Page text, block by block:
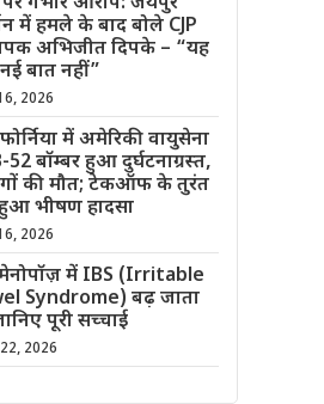
में हमले के बाद बोले CJP
अभिजीत दिपके – “यह
बात नहीं”
2026
में अमेरिकी वायुसेना
52 बॉम्बर हुआ दुर्घटनाग्रस्त,
की मौत; टेकऑफ के तुरंत
भीषण हादसा
2026
में IBS (Irritable
Syndrome) बढ़ जाता
पूरी सच्चाई
2026